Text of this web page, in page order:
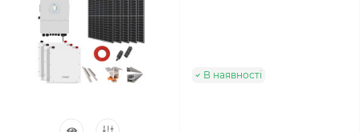
В наявності